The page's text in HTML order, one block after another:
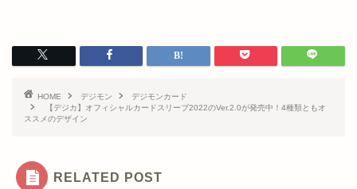
HOME デジモン
デジモンカード
【デジカ】オフィシャルカードスリーブ2022のVer.2.0が発売中！4種類ともオ
ススメのデザイン
RELATED POST